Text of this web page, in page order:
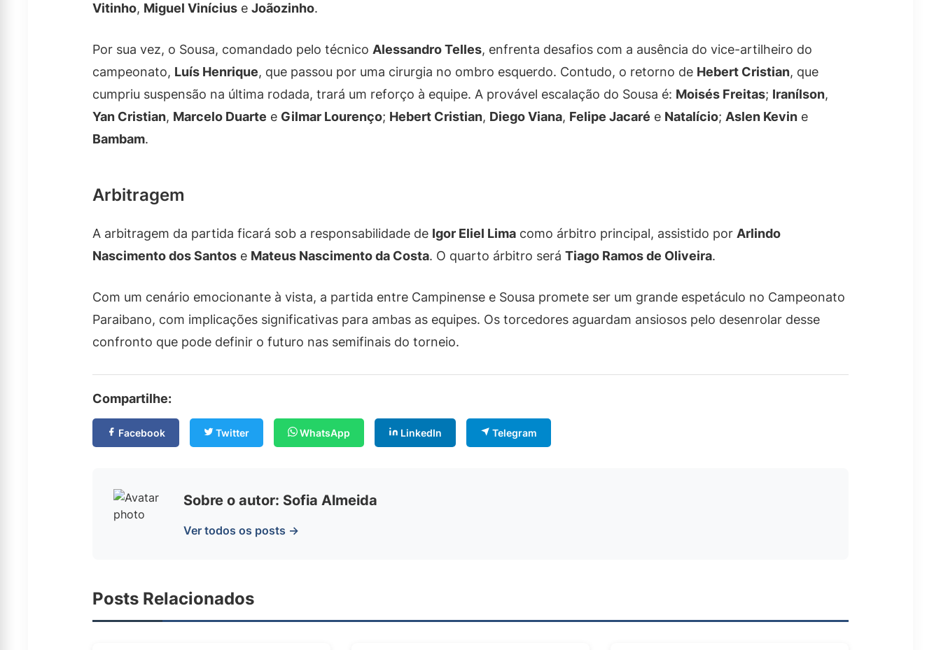
Vitinho, Miguel Vinícius e Joãozinho.
Por sua vez, o Sousa, comandado pelo técnico Alessandro Telles, enfrenta desafios com a ausência do vice-artilheiro do
campeonato, Luís Henrique, que passou por uma cirurgia no ombro esquerdo. Contudo, o retorno de Hebert Cristian, que
cumpriu suspensão na última rodada, trará um reforço à equipe. A provável escalação do Sousa é: Moisés Freitas; Iranílson,
Yan Cristian, Marcelo Duarte e Gilmar Lourenço; Hebert Cristian, Diego Viana, Felipe Jacaré e Natalício; Aslen Kevin e
Bambam.
Arbitragem
A arbitragem da partida ficará sob a responsabilidade de Igor Eliel Lima como árbitro principal, assistido por Arlindo
Nascimento dos Santos e Mateus Nascimento da Costa. O quarto árbitro será Tiago Ramos de Oliveira.
Com um cenário emocionante à vista, a partida entre Campinense e Sousa promete ser um grande espetáculo no Campeonato
Paraibano, com implicações significativas para ambas as equipes. Os torcedores aguardam ansiosos pelo desenrolar desse
confronto que pode definir o futuro nas semifinais do torneio.
Compartilhe:
Facebook Twitter WhatsApp LinkedIn Telegram
Sobre o autor: Sofia Almeida
Ver todos os posts →
Posts Relacionados